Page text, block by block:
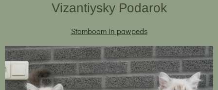
Vizantiysky Podarok
Stamboom in pawpeds